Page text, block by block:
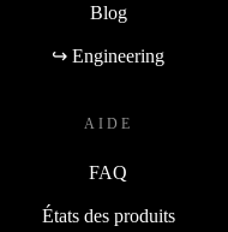
Blog
↪ Engineering
AIDE
FAQ
États des produits